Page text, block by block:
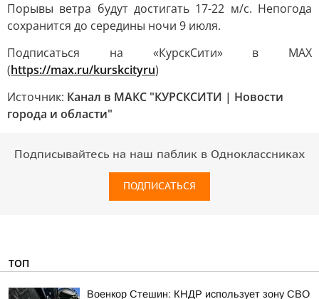
Порывы ветра будут достигать 17-22 м/с. Непогода
сохранится до середины ночи 9 июля.
Подписаться на «КурскСити» в МАХ
(https://max.ru/kurskcityru)
Источник: Канал в МАКС "КУРСКСИТИ | Новости
города и области"
Подписывайтесь на наш паблик в Одноклассниках
ПОДПИСАТЬСЯ
ТОП
Военкор Стешин: КНДР использует зону СВО